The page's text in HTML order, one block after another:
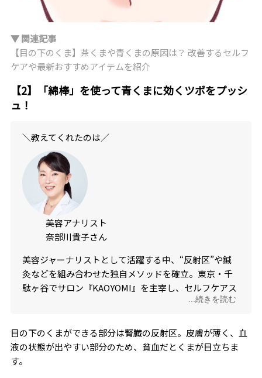
▼ 関連記事
【目の下のくま】茶くまや青くまの原因は？ 改善するセルフ
ケアや最新おすすめアイテムを紹介
【2】「綿棒」を使って青くまに効くツボをプッシ
ュ！
＼教えてくれたのは／
美容アナリスト
奈部川貴子さん
美容ジャーナリストとして活躍する中、“反射区”や鍼
灸などを組み合わせた独自メソッドを確立。東京・千
駄ヶ谷でサロン『KAOYOMI』を主宰し、セルフケアス
ティックも開発。無料のzoomツボ押しレッスンも定期
...続きを読む
目の下のくまができる部分は腎臓の反射区。皮膚が薄く、血
液の状態が出やすい部分のため、貧血だとくまが目立ちま
す。